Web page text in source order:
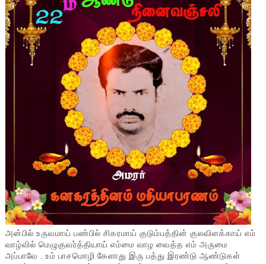
அன்பில் உருவமாய் பண்பில் சிகரமாய் குடும்பத்தின் குலவிளக்காய் எம்
வாழ்வில் மெழுகுவர்த்தியாய் எம்மை வாழ வைத்த எம் அருமை
அப்பாவே . உம் பாசமொழி கேளாது இரு பத்து இரண்டு ஆண்டுகள்